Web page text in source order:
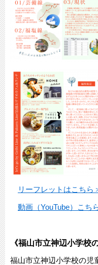
リーフレットはこちら
動画（YouTube）こち
《福山市立神辺小学校
福山市立神辺小学校の児